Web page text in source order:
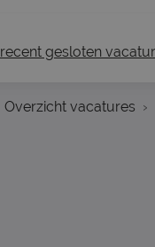
recent gesloten
Overzicht vacatures